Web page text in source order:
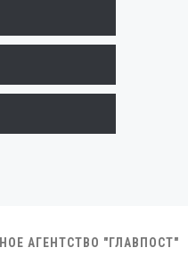
АГЕНТСТВО "ГЛАВПОСТ"